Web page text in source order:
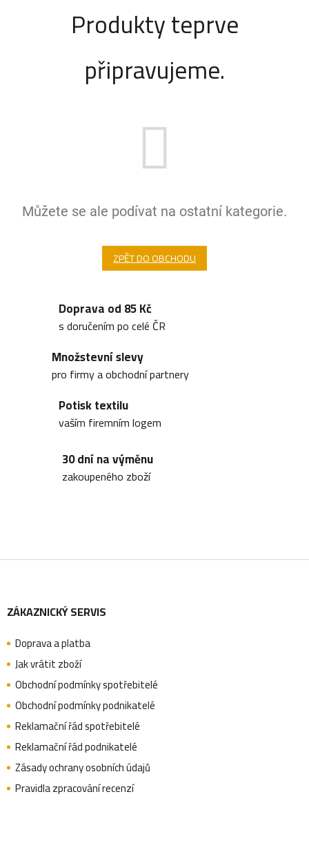
Produkty teprve
připravujeme.
Můžete se ale podívat na ostatní kategorie.
ZPĚT DO OBCHODU
Doprava od 85 Kč
s doručením po celé ČR
Množstevní slevy
pro firmy a obchodní partnery
Potisk textilu
vaším firemním logem
30 dní na výměnu
zakoupeného zboží
á
p
a
t
ZÁKAZNICKÝ SERVIS
Doprava a platba
Jak vrátit zboží
Obchodní podmínky spotřebitelé
Obchodní podmínky podnikatelé
Reklamační řád spotřebitelé
Reklamační řád podnikatelé
Zásady ochrany osobních údajů
Pravidla zpracování recenzí